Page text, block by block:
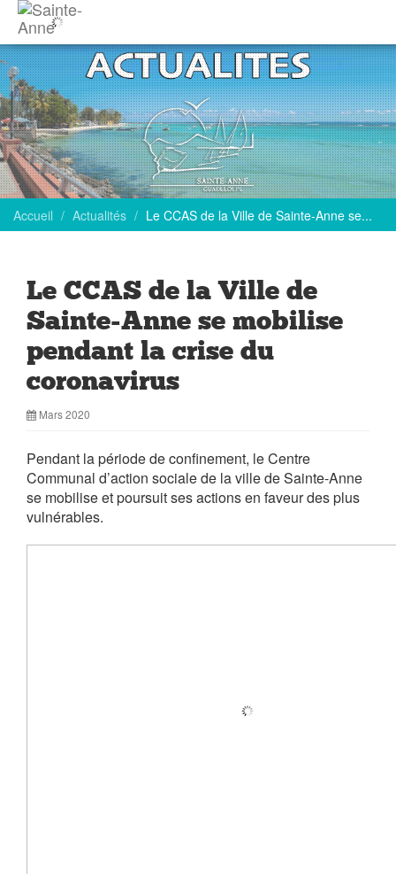
Accueil Actualités Le CCAS de la Ville de Sainte-Anne se...
Le CCAS de la Ville de
Sainte-Anne se mobilise
pendant la crise du
coronavirus
Mars 2020
Pendant la période de confinement, le Centre
Communal d’action sociale de la ville de Sainte-Anne
se mobilise et poursuit ses actions en faveur des plus
vulnérables.